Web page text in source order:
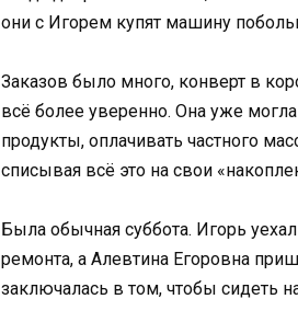
они с Игорем купят машину
Заказов было много, конверт в
всё более уверенно. Она уже
продукты, оплачивать частного
списывая всё это на свои
Была обычная суббота. Игорь
ремонта, а Алевтина Егоровна
заключалась в том, чтобы сидеть